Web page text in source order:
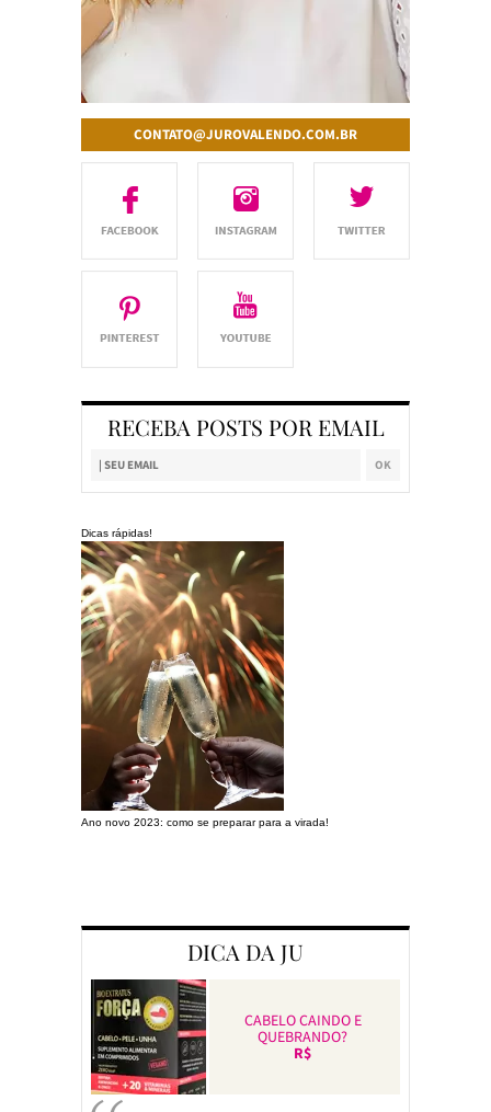
CONTATO@JUROVALENDO.COM.BR
RECEBA POSTS POR EMAIL
Dicas rápidas!
Ano novo 2023: como se preparar para a virada!
DICA DA JU
CABELO CAINDO E
QUEBRANDO?
R$